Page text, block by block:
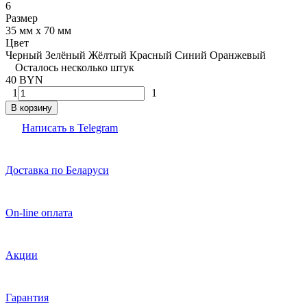
6
Размер
35 мм x 70 мм
Цвет
Черный Зелёный Жёлтый Красный Синий Оранжевый
Осталось несколько штук
40 BYN
1
1
В корзину
Написать в Telegram
Доставка по Беларуси
On-line оплата
Акции
Гарантия